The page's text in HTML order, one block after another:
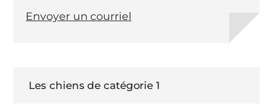
Envoyer un courriel
Les chiens de catégorie 1